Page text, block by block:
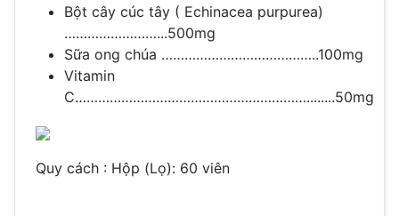
Bột cây cúc tây ( Echinacea purpurea)
……………………...500mg
Sữa ong chúa …………………………………..100mg
Vitamin
C……………………………………………………........50mg
Quy cách : Hộp (Lọ): 60 viên